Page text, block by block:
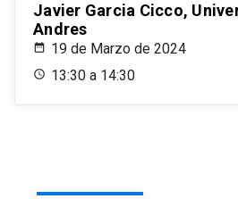
Javier Garcia Cicco,
Andres
19 de Marzo de 2024
13:30 a 14:30